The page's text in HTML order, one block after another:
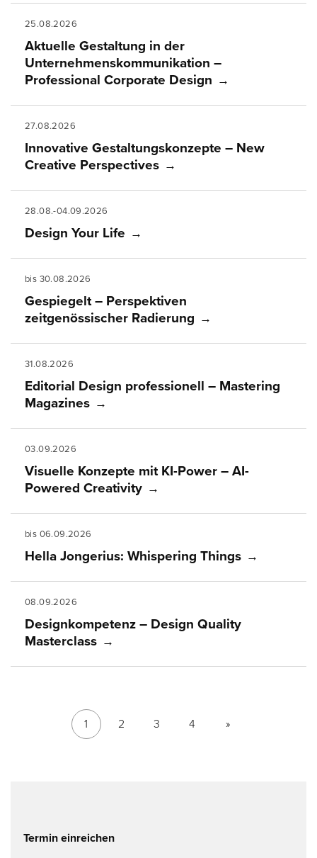
25.08.2026
Aktuelle Gestaltung in der
Unternehmenskommunikation –
Professional Corporate Design
27.08.2026
Innovative Gestaltungskonzepte – New
Creative Perspectives
28.08.-04.09.2026
Design Your Life
bis 30.08.2026
Gespiegelt – Perspektiven
zeitgenössischer Radierung
31.08.2026
Editorial Design professionell – Mastering
Magazines
03.09.2026
Visuelle Konzepte mit KI-Power – AI-
Powered Creativity
bis 06.09.2026
Hella Jongerius: Whispering Things
08.09.2026
Designkompetenz – Design Quality
Masterclass
1 2 3 4 »
Termin einreichen